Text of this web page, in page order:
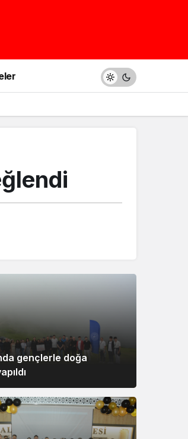
gençlerle doğa